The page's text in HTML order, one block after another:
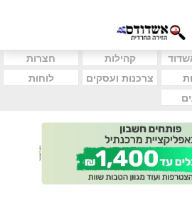
קהילות
חצרות
צרכנות ועסקים
לוחות